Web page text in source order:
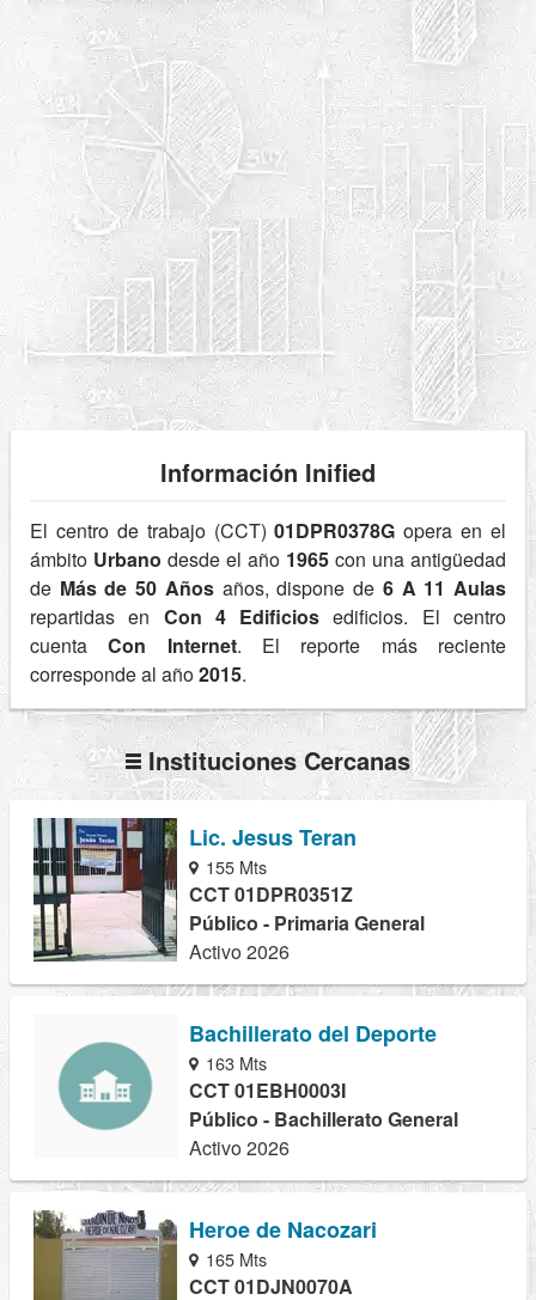
Información Inified
El centro de trabajo (CCT)01DPR0378G opera en el
ámbito Urbano desde el año 1965 con una antigüedad
de Más de 50 Añosaños, dispone de 6 A 11 Aulas
repartidas en Con 4 Edificios edificios. El centro
cuentaCon Internet. El reporte más reciente
corresponde al año2015.
Instituciones Cercanas
Lic. Jesus Teran
155 Mts
CCT 01DPR0351Z
Público - Primaria General
Activo 2026
Bachillerato del Deporte
163 Mts
CCT 01EBH0003I
Público - Bachillerato General
Activo 2026
Heroe de Nacozari
165 Mts
CCT 01DJN0070A